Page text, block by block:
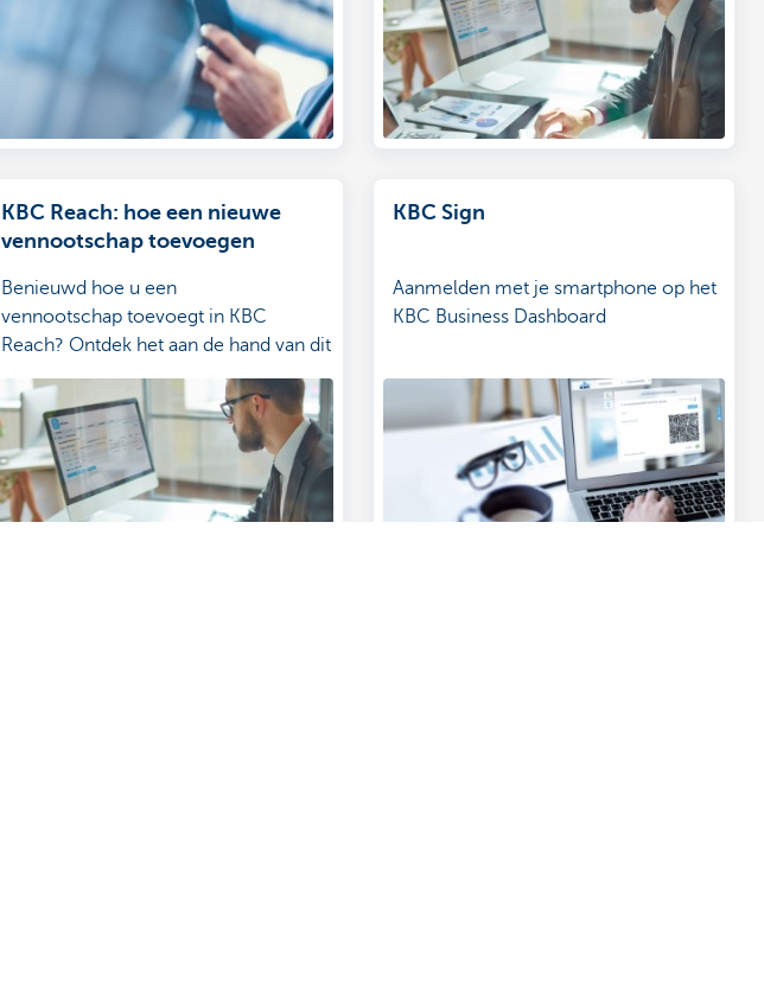
KBC Reach: hoe een nieuwe
vennootschap toevoegen
Benieuwd hoe u een
vennootschap toevoegt in KBC
Reach? Ontdek het aan de hand van dit
KBC Sign
Aanmelden met je smartphone op het
KBC Business Dashboard